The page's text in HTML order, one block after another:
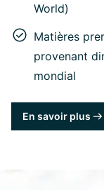
World)
Matières
provenant
mondial
En savoir plus